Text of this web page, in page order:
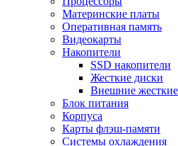
Материнские платы
Оперативная память
Видеокарты
Накопители
SSD накопители
Жесткие диски
Внешние
Блок питания
Корпуса
Карты флэш-памяти
Системы охлаждения